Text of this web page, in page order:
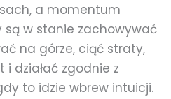
a momentum
są w stanie zachowywać
na górze, ciąć straty,
działać zgodnie z
to idzie wbrew intuicji.